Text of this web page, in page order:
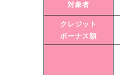
対象者
クレジット
ボーナス額